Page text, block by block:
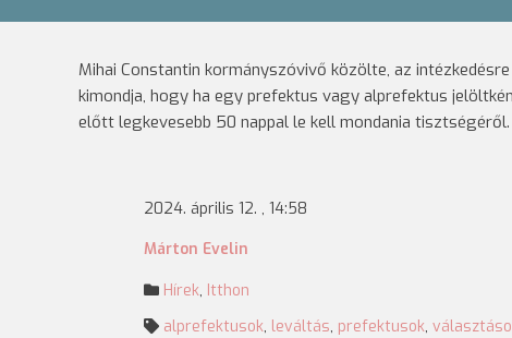
Mihai Constantin kormányszóvivő közölte, az
kimondja, hogy ha egy prefektus vagy alprefektus
előtt legkevesebb 50 nappal le kell mondania tisztségéről.
2024. április 12. , 14:58
Márton Evelin
Hírek, Itthon
alprefektusok, leváltás, prefektusok,